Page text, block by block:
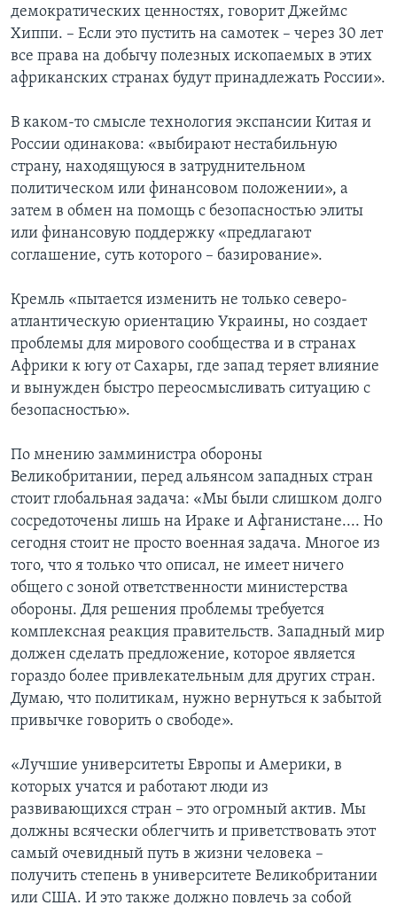
демократических ценностях, говорит Джеймс
Хиппи. – Если это пустить на самотек – через 30 лет
все права на добычу полезных ископаемых в этих
африканских странах будут принадлежать России».
В каком-то смысле технология экспансии Китая и
России одинакова: «выбирают нестабильную
страну, находящуюся в затруднительном
политическом или финансовом положении», а
затем в обмен на помощь с безопасностью элиты
или финансовую поддержку «предлагают
соглашение, суть которого – базирование».
Кремль «пытается изменить не только северо-
атлантическую ориентацию Украины, но создает
проблемы для мирового сообщества и в странах
Африки к югу от Сахары, где запад теряет влияние
и вынужден быстро переосмысливать ситуацию с
безопасностью».
По мнению замминистра обороны
Великобритании, перед альянсом западных стран
стоит глобальная задача: «Мы были слишком долго
сосредоточены лишь на Ираке и Афганистане.... Но
сегодня стоит не просто военная задача. Многое из
того, что я только что описал, не имеет ничего
общего с зоной ответственности министерства
обороны. Для решения проблемы требуется
комплексная реакция правительств. Западный мир
должен сделать предложение, которое является
гораздо более привлекательным для других стран.
Думаю, что политикам, нужно вернуться к забытой
привычке говорить о свободе».
«Лучшие университеты Европы и Америки, в
которых учатся и работают люди из
развивающихся стран – это огромный актив. Мы
должны всячески облегчить и приветствовать этот
самый очевидный путь в жизни человека –
получить степень в университете Великобритании
или США. И это также должно повлечь за собой